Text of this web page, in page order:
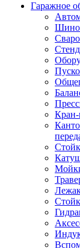
Гаражное
Кран-